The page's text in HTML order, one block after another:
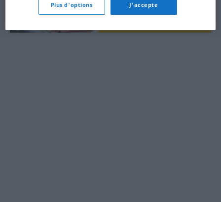
Plus d'options J'accepte